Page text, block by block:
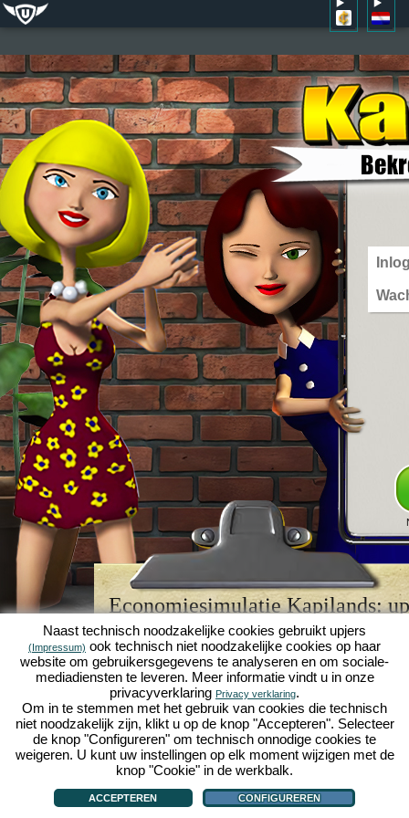
Economiesimulatie Kapilands:
browserspellegende
Kapilands is een van de bestebrowserspellenvan
retrogamevoor fans van economiesimulaties. Het
werd ooit uitgeroepen tot "MMO van het jaar" en is
een genot voor fans van strategische
online
je eigen zakenimperium opbouwen en carrière
economiesimulaties!
Naast technisch noodzakelijke cookies gebruikt upjers
(Impressum) ook technisch niet noodzakelijke cookies op haar
website om gebruikersgegevens te analyseren en om sociale-
mediadiensten te leveren. Meer informatie vindt u in onze
privacyverklaring Privacy verklaring.
Om in te stemmen met het gebruik van cookies die technisch
niet noodzakelijk zijn, klikt u op de knop "Accepteren". Selecteer
de knop "Configureren" om technisch onnodige cookies te
weigeren. U kunt uw instellingen op elk moment wijzigen met de
knop "Cookie" in de werkbalk.
ACCEPTEREN CONFIGUREREN